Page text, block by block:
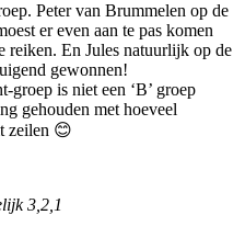
Peter van Brummelen op de
er even aan te pas komen
reiken. En Jules natuurlijk op de
gewonnen!
groep is niet een ‘B’ groep
gehouden met hoeveel
zeilen 😊
3,2,1